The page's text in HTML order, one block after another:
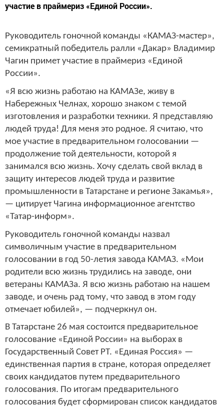
участие в праймериз «Единой России».
Руководитель гоночной команды «КАМАЗ-мастер»,
семикратный победитель ралли «Дакар» Владимир
Чагин примет участие в праймериз «Единой
России».
«Я всю жизнь работаю на КАМАЗе, живу в
Набережных Челнах, хорошо знаком с темой
изготовления и разработки техники. Я представляю
людей труда! Для меня это родное. Я считаю, что
мое участие в предварительном голосовании —
продолжение той деятельности, которой я
занимался всю жизнь. Хочу сделать свой вклад в
защиту интересов людей труда и развитие
промышленности в Татарстане и регионе Закамья»,
— цитирует Чагина информационное агентство
«Татар-информ».
Руководитель гоночной команды назвал
символичным участие в предварительном
голосовании в год 50-летия завода КАМАЗ. «Мои
родители всю жизнь трудились на заводе, они
ветераны КАМАЗа. Я всю жизнь работаю на нашем
заводе, и очень рад тому, что завод в этом году
отмечает юбилей», — подчеркнул он.
В Татарстане 26 мая состоится предварительное
голосование «Единой России» на выборах в
Государственный Совет РТ. «Единая Россия» —
единственная партия в стране, которая определяет
своих кандидатов путем предварительного
голосования. По итогам предварительного
голосования будет сформирован список кандидатов